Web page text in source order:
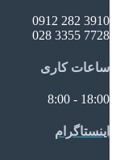
3910 282 0912
7728 3355 028
ساعات کاری
18:00 - 8:00
اینستاگرام